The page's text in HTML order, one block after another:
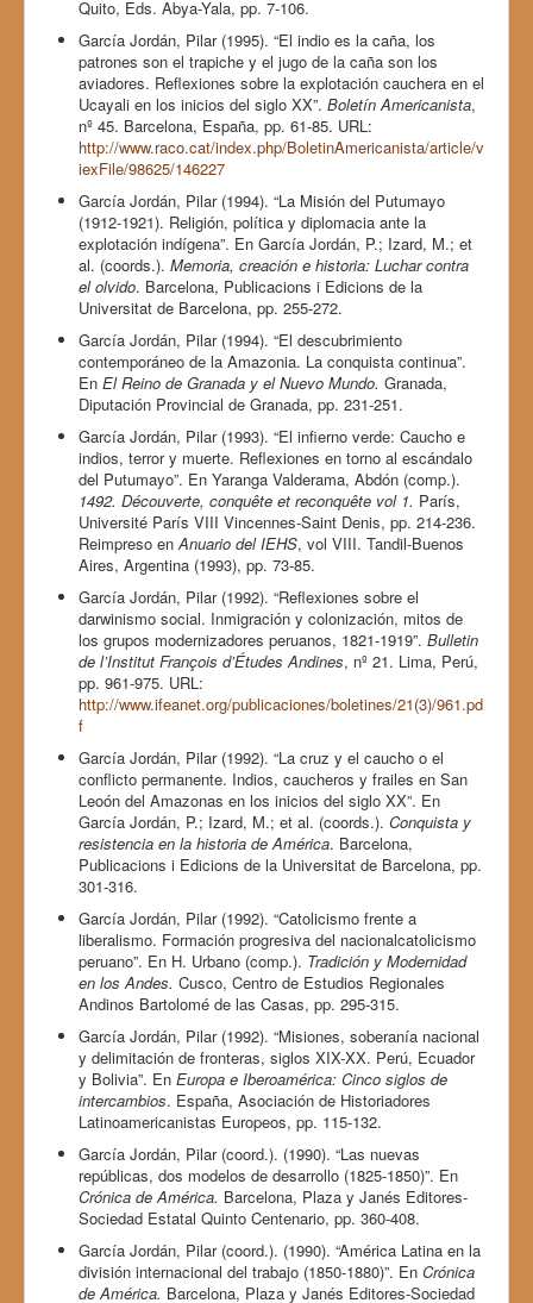
Quito, Eds. Abya-Yala, pp. 7-106.
García Jordán, Pilar (1995). “El indio es la caña, los
patrones son el trapiche y el jugo de la caña son los
aviadores. Reflexiones sobre la explotación cauchera en el
Ucayali en los inicios del siglo XX”. Boletín Americanista,
nº 45. Barcelona, España, pp. 61-85. URL:
http://www.raco.cat/index.php/BoletinAmericanista/article/v
iexFile/98625/146227
García Jordán, Pilar (1994). “La Misión del Putumayo
(1912-1921). Religión, política y diplomacia ante la
explotación indígena”. En García Jordán, P.; Izard, M.; et
al. (coords.). Memoria, creación e historia: Luchar contra
el olvido. Barcelona, Publicacions i Edicions de la
Universitat de Barcelona, pp. 255-272.
García Jordán, Pilar (1994). “El descubrimiento
contemporáneo de la Amazonia. La conquista continua”.
En El Reino de Granada y el Nuevo Mundo. Granada,
Diputación Provincial de Granada, pp. 231-251.
García Jordán, Pilar (1993). “El infierno verde: Caucho e
indios, terror y muerte. Reflexiones en torno al escándalo
del Putumayo”. En Yaranga Valderama, Abdón (comp.).
1492. Découverte, conquête et reconquête vol 1. París,
Université París VIII Vincennes-Saint Denis, pp. 214-236.
Reimpreso enAnuario del IEHS, vol VIII. Tandil-Buenos
Aires, Argentina (1993), pp. 73-85.
García Jordán, Pilar (1992). “Reflexiones sobre el
darwinismo social. Inmigración y colonización, mitos de
los grupos modernizadores peruanos, 1821-1919”. Bulletin
de l’Institut François d’Études Andines, nº 21. Lima, Perú,
pp. 961-975. URL:
http://www.ifeanet.org/publicaciones/boletines/21(3)/961.pd
f
García Jordán, Pilar (1992). “La cruz y el caucho o el
conflicto permanente. Indios, caucheros y frailes en San
Leoón del Amazonas en los inicios del siglo XX”. En
García Jordán, P.; Izard, M.; et al. (coords.). Conquista y
resistencia en la historia de América. Barcelona,
Publicacions i Edicions de la Universitat de Barcelona, pp.
301-316.
García Jordán, Pilar (1992). “Catolicismo frente a
liberalismo. Formación progresiva del nacionalcatolicismo
peruano”. En H. Urbano (comp.). Tradición y Modernidad
en los Andes. Cusco, Centro de Estudios Regionales
Andinos Bartolomé de las Casas, pp. 295-315.
García Jordán, Pilar (1992). “Misiones, soberanía nacional
y delimitación de fronteras, siglos XIX-XX. Perú, Ecuador
y Bolivia”. En Europa e Iberoamérica: Cinco siglos de
intercambios. España, Asociación de Historiadores
Latinoamericanistas Europeos, pp. 115-132.
García Jordán, Pilar (coord.). (1990). “Las nuevas
repúblicas, dos modelos de desarrollo (1825-1850)”. En
Crónica de América. Barcelona, Plaza y Janés Editores-
Sociedad Estatal Quinto Centenario, pp. 360-408.
García Jordán, Pilar (coord.). (1990). “América Latina en la
división internacional del trabajo (1850-1880)”. En Crónica
de América. Barcelona, Plaza y Janés Editores-Sociedad